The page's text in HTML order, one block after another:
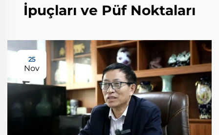
İpuçları ve Püf Noktaları
25
Nov